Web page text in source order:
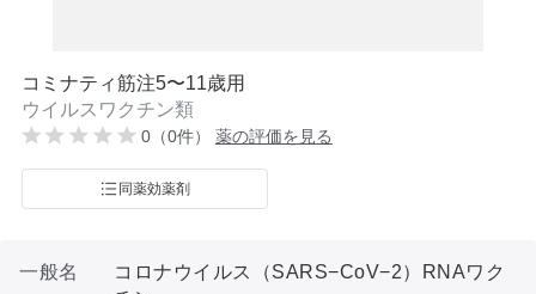
コミナティ筋注5〜11歳用
ウイルスワクチン類
0（0件） 薬の評価を見る
同薬効薬剤
一般名
コロナウイルス（SARS−CoV−2）RNAワク